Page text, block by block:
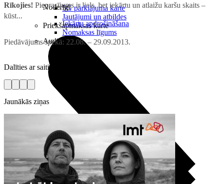
5G pārklājuma karte
Jautājumi un atbildes
Priekšapmaksas karte
Noderīgi
Iekārtu apdrošināšana
Nomaksas līgums
Audio
Rīkojies! Pieprasījums ir liels, bet iekārtu un atlaižu karšu skaits –
kūst...
Piedāvājums spēkā: 22.08. – 29.09.2013.
Dalīties ar saiti
Jaunākās ziņas